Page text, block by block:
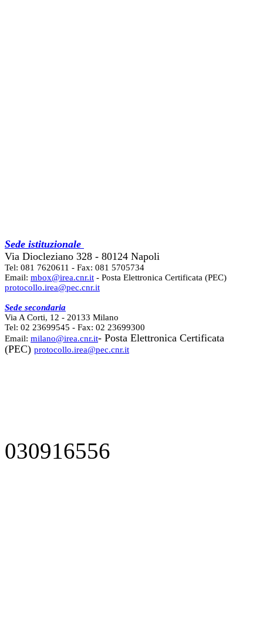
Sede istituzionale
Via Diocleziano 328 - 80124 Napoli
Tel: 081 7620611 - Fax: 081 5705734
Email: mbox@irea.cnr.it - Posta Elettronica Certificata (PEC)
protocollo.irea@pec.cnr.it
Sede secondaria
Via A Corti, 12 - 20133 Milano
Tel: 02 23699545 - Fax: 02 23699300
Email: milano@irea.cnr.it- Posta Elettronica Certificata
(PEC) protocollo.irea@pec.cnr.it
030916556